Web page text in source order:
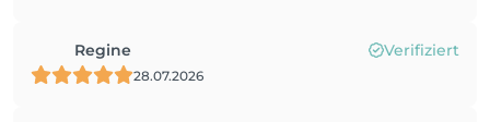
Regine Verifiziert
28.07.2026